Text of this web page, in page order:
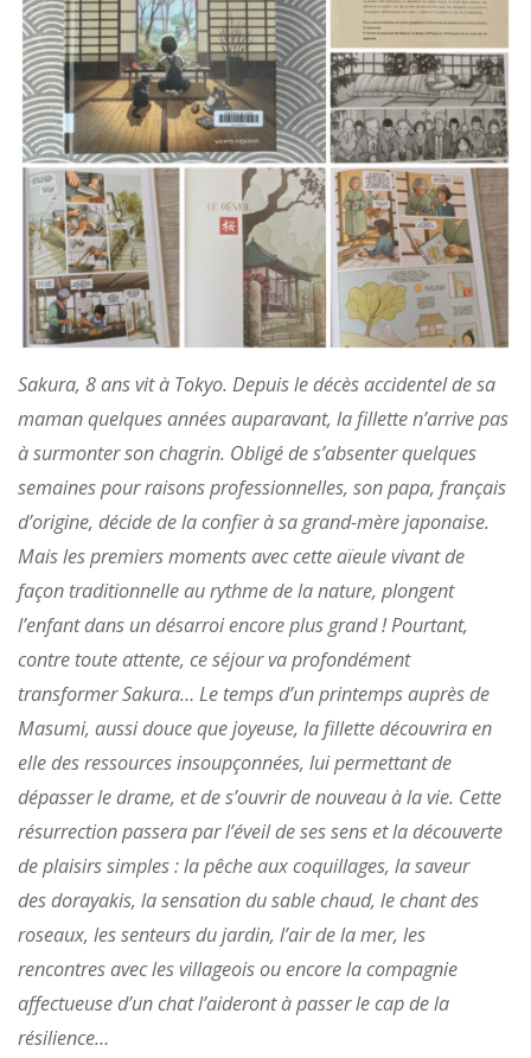
Sakura, 8 ans vit à Tokyo. Depuis le décès accidentel de sa
maman quelques années auparavant, la fillette n’arrive pas
à surmonter son chagrin. Obligé de s’absenter quelques
semaines pour raisons professionnelles, son papa, français
d’origine, décide de la confier à sa grand-mère japonaise.
Mais les premiers moments avec cette aïeule vivant de
façon traditionnelle au rythme de la nature, plongent
l’enfant dans un désarroi encore plus grand ! Pourtant,
contre toute attente, ce séjour va profondément
transformer Sakura… Le temps d’un printemps auprès de
Masumi, aussi douce que joyeuse, la fillette découvrira en
elle des ressources insoupçonnées, lui permettant de
dépasser le drame, et de s’ouvrir de nouveau à la vie. Cette
résurrection passera par l’éveil de ses sens et la découverte
de plaisirs simples : la pêche aux coquillages, la saveur
desdorayakis, la sensation du sable chaud, le chant des
roseaux, les senteurs du jardin, l’air de la mer, les
rencontres avec les villageois ou encore la compagnie
affectueuse d’un chat l’aideront à passer le cap de la
résilience…